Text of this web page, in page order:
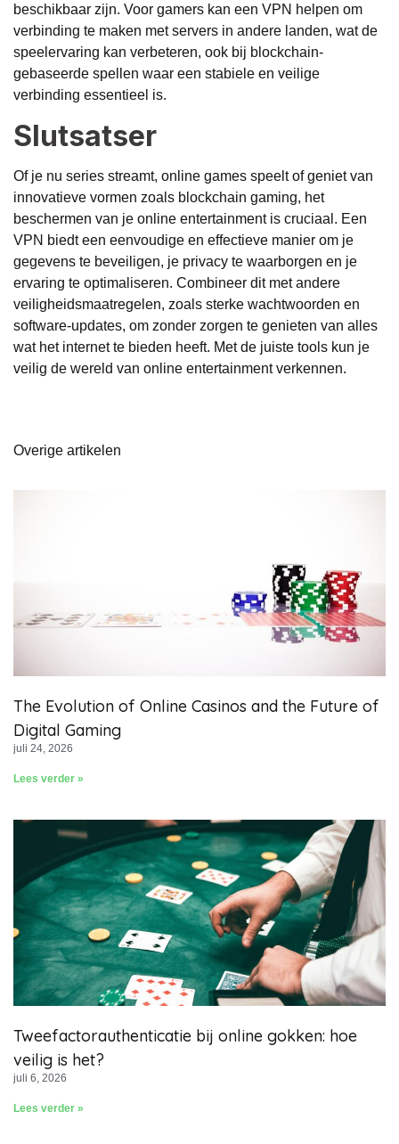
beschikbaar zijn. Voor gamers kan een VPN helpen om
verbinding te maken met servers in andere landen, wat de
speelervaring kan verbeteren, ook bij blockchain-
gebaseerde spellen waar een stabiele en veilige
verbinding essentieel is.
Slutsatser
Of je nu series streamt, online games speelt of geniet van
innovatieve vormen zoals blockchain gaming, het
beschermen van je online entertainment is cruciaal. Een
VPN biedt een eenvoudige en effectieve manier om je
gegevens te beveiligen, je privacy te waarborgen en je
ervaring te optimaliseren. Combineer dit met andere
veiligheidsmaatregelen, zoals sterke wachtwoorden en
software-updates, om zonder zorgen te genieten van alles
wat het internet te bieden heeft. Met de juiste tools kun je
veilig de wereld van online entertainment verkennen.
Overige artikelen
The Evolution of Online Casinos and the Future of
Digital Gaming
juli 24, 2026
Lees verder »
Tweefactorauthenticatie bij online gokken: hoe
veilig is het?
juli 6, 2026
Lees verder »